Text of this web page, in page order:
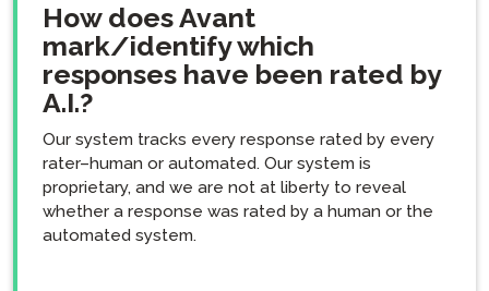
How does Avant
mark/identify which
responses have been rated by
A.I.?
Our system tracks every response rated by every
rater–human or automated. Our system is
proprietary, and we are not at liberty to reveal
whether a response was rated by a human or the
automated system.